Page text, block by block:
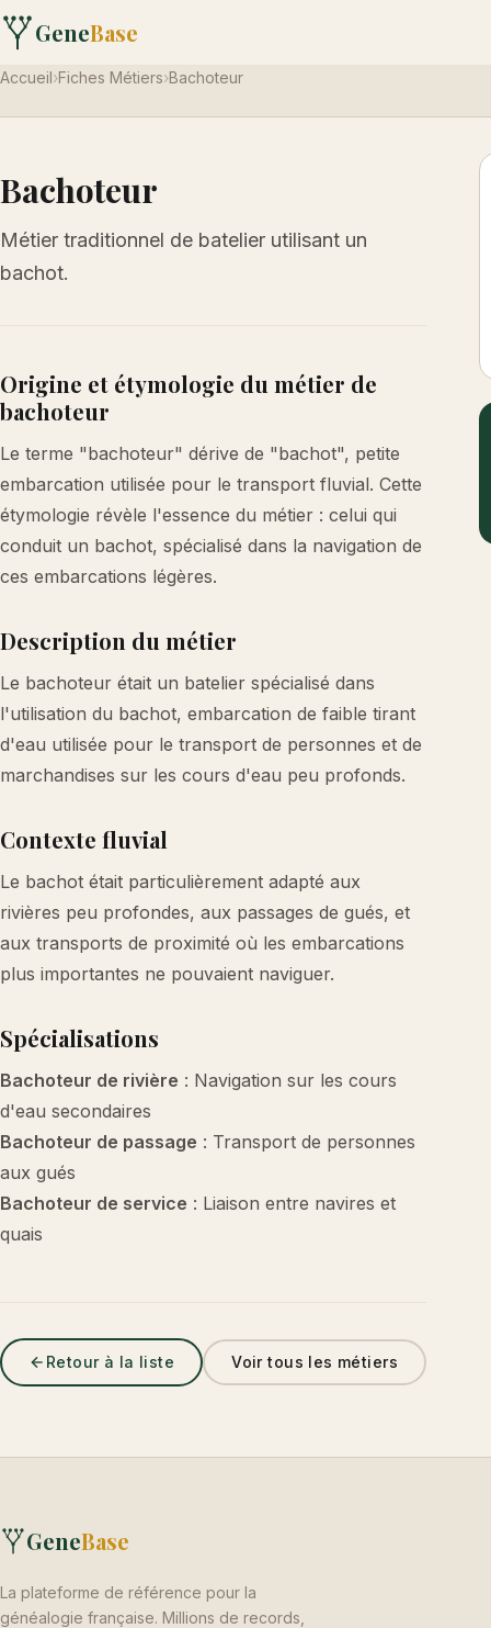
GeneBase
Accueil›Fiches Métiers›Bachoteur
Bachoteur
Métier traditionnel de batelier utilisant un
bachot.
Origine et étymologie du métier de
bachoteur
Le terme "bachoteur" dérive de "bachot", petite
embarcation utilisée pour le transport fluvial. Cette
étymologie révèle l'essence du métier : celui qui
conduit un bachot, spécialisé dans la navigation de
ces embarcations légères.
Description du métier
Le bachoteur était un batelier spécialisé dans
l'utilisation du bachot, embarcation de faible tirant
d'eau utilisée pour le transport de personnes et de
marchandises sur les cours d'eau peu profonds.
Contexte fluvial
Le bachot était particulièrement adapté aux
rivières peu profondes, aux passages de gués, et
aux transports de proximité où les embarcations
plus importantes ne pouvaient naviguer.
Spécialisations
Bachoteur de rivière : Navigation sur les cours
d'eau secondaires
Bachoteur de passage : Transport de personnes
aux gués
Bachoteur de service : Liaison entre navires et
quais
Retour à la liste Voir tous les métiers
GeneBase
La plateforme de référence pour la
généalogie française. Millions de records,